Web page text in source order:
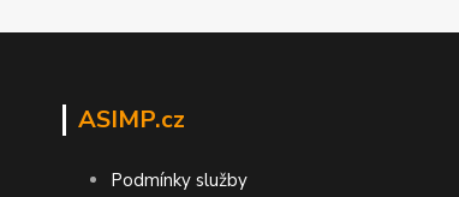
ASIMP.cz
Podmínky služby